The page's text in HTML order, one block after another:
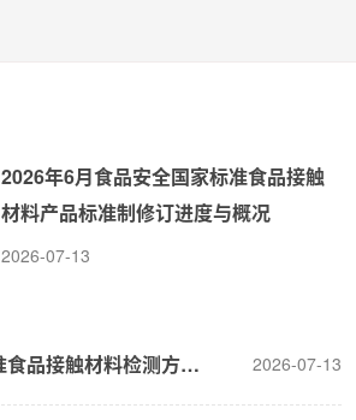
2026年6月食品安全国家标准食品接触
材料产品标准制修订进度与概况
2026-07-13
2026年6月食品安全国家标准食品接触材料检测方法制修订进度与概况 2026-07-13